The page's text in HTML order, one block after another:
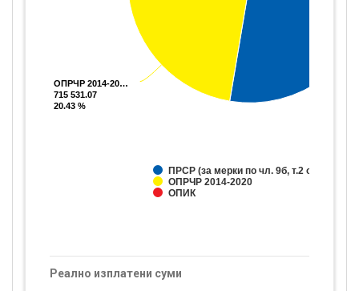
ОПРЧР 2014-20…
715 531.07
20.43 %
ОПРЧР 2014-20…
715 531.07
20.43 %
ПРСР (за мерки по чл. 9б, т.2 от ЗПЗП)
ОПРЧР 2014-2020
ОПИК
Реално изплатени суми